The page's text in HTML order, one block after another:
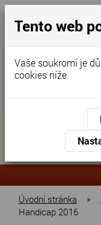
prohlídka
Úvodní stránka »
Handicap 2016
Tento web
Vaše soukromí je
cookies níže.